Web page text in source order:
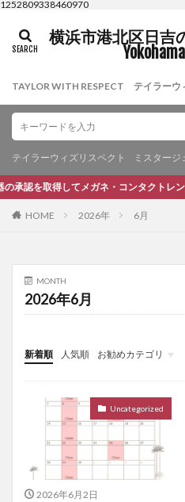
1252809338460970
横浜市港北区日吉
TAYLOR WITH RESPECT テイラーウ
テイラーウィズリスペクト ミスタージ
得してメガネ・コンタクトレンズの
HOME 2026年 6月
MONTH
2026年6月
新着順 人気順 お勧めカテゴリ
Uncategorized
Uncategorized
2026年6月2日